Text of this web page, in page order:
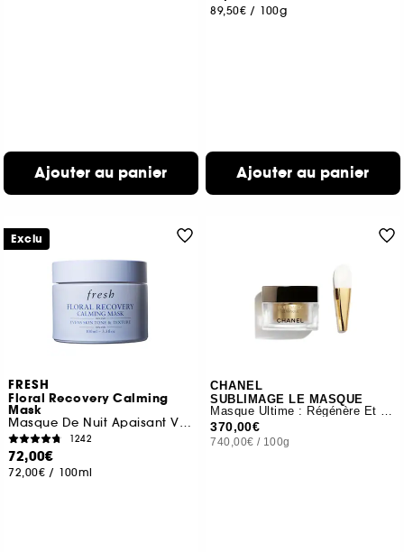
Ajouter au panier
89,50€ / 100g
Ajouter au panier
FRESH
Floral Recovery Calming
Mask
Masque De Nuit Apaisant Visage A La Vitamine C
1242
72,00€
72,00€ / 100ml
Exclu
CHANEL
SUBLIMAGE LE MASQUE
Masque Ultime : Régénère Et Renforce
370,00€
740,00€ / 100g